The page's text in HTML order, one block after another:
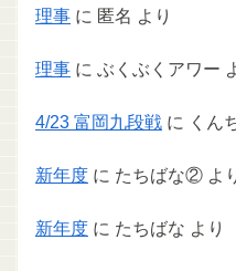
理事 に 匿名 より
理事 に ぶくぶくアワー
4/23 富岡九段戦 に くん
新年度 に たちばな② よ
新年度 に たちばな より